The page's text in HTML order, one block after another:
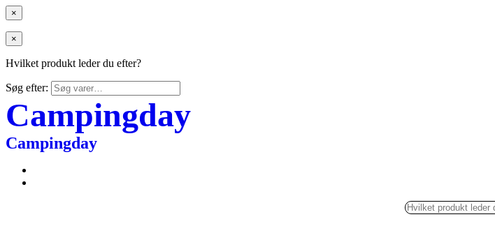
×
×
Hvilket produkt leder du efter?
Søg efter:
Campingday
Campingday